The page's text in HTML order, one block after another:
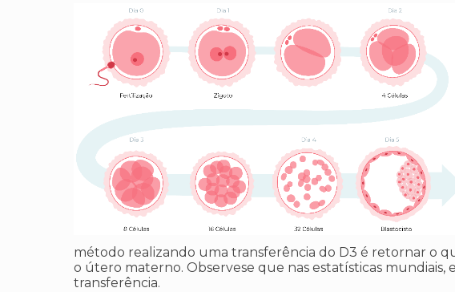
método realizando uma transferência do D3 é retornar o
o útero materno. Observese que nas estatísticas mundiais,
transferência.